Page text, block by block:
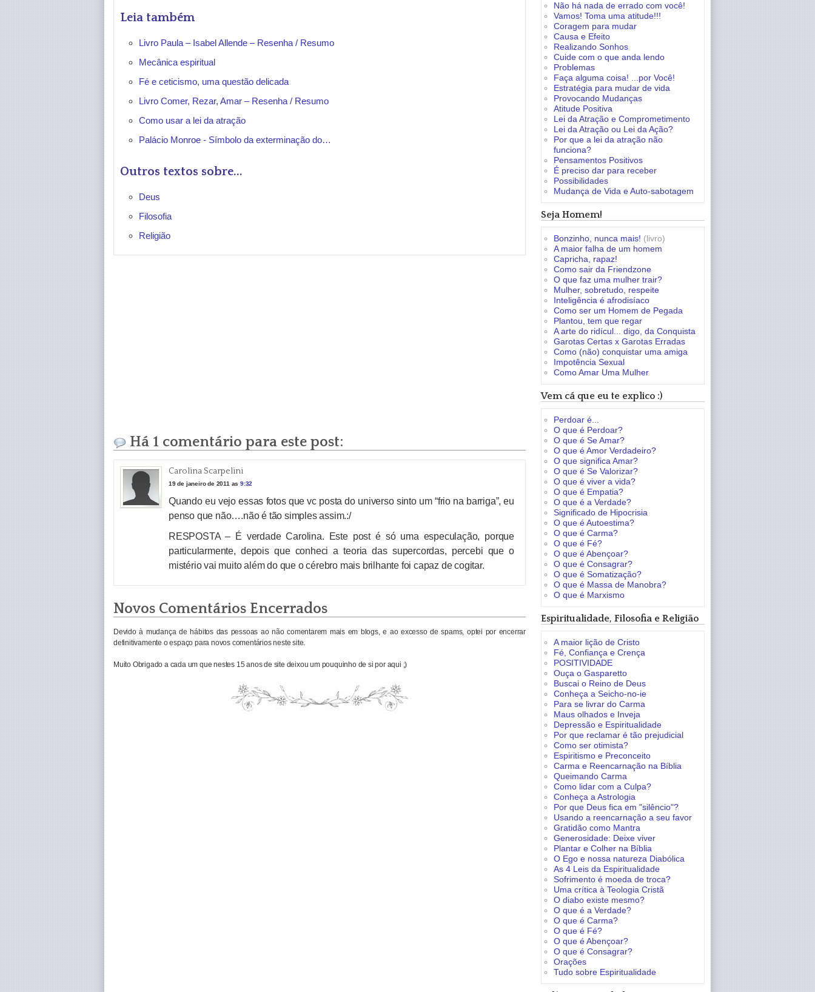
Leia também
Livro Paula – Isabel Allende – Resenha / Resumo
Mecânica espiritual
Fé e ceticismo, uma questão delicada
Livro Comer, Rezar, Amar – Resenha / Resumo
Como usar a lei da atração
Palácio Monroe - Símbolo da exterminação do…
Outros textos sobre...
Deus
Filosofia
Religião
Há 1 comentário para este post:
Carolina Scarpelini
19 de janeiro de 2011 as9:32
Quando eu vejo essas fotos que vc posta do universo sinto um “frio na barriga”, eu
penso que não….não é tão simples assim.:/
RESPOSTA – É verdade Carolina. Este post é só uma especulação, porque
particularmente, depois que conheci a teoria das supercordas, percebi que o
mistério vai muito além do que o cérebro mais brilhante foi capaz de cogitar.
Novos Comentários Encerrados
Devido à mudança de hábitos das pessoas ao não comentarem mais em blogs, e ao excesso de spams, optei por encerrar
definitivamente o espaço para novos comentários neste site.
Muito Obrigado a cada um que nestes 15 anos de site deixou um pouquinho de si por aqui ;)
Não há nada de errado com você!
Vamos! Toma uma atitude!!!
Coragem para mudar
Causa e Efeito
Realizando Sonhos
Cuide com o que anda lendo
Problemas
Faça alguma coisa! ...por Você!
Estratégia para mudar de vida
Provocando Mudanças
Atitude Positiva
Lei da Atração e Comprometimento
Lei da Atração ou Lei da Ação?
Por que a lei da atração não
funciona?
Pensamentos Positivos
É preciso dar para receber
Possibilidades
Mudança de Vida e Auto-sabotagem
Seja Homem!
Bonzinho, nunca mais! (livro)
A maior falha de um homem
Capricha, rapaz!
Como sair da Friendzone
O que faz uma mulher trair?
Mulher, sobretudo, respeite
Inteligência é afrodisíaco
Como ser um Homem de Pegada
Plantou, tem que regar
A arte do ridícul... digo, da Conquista
Garotas Certas x Garotas Erradas
Como (não) conquistar uma amiga
Impotência Sexual
Como Amar Uma Mulher
Vem cá que eu te explico :)
Perdoar é...
O que é Perdoar?
O que é Se Amar?
O que é Amor Verdadeiro?
O que significa Amar?
O que é Se Valorizar?
O que é viver a vida?
O que é Empatia?
O que é a Verdade?
Significado de Hipocrisia
O que é Autoestima?
O que é Carma?
O que é Fé?
O que é Abençoar?
O que é Consagrar?
O que é Somatização?
O que é Massa de Manobra?
O que é Marxismo
Espiritualidade, Filosofia e Religião
A maior lição de Cristo
Fé, Confiança e Crença
POSITIVIDADE
Ouça o Gasparetto
Buscai o Reino de Deus
Conheça a Seicho-no-ie
Para se livrar do Carma
Maus olhados e Inveja
Depressão e Espiritualidade
Por que reclamar é tão prejudicial
Como ser otimista?
Espiritismo e Preconceito
Carma e Reencarnação na Bíblia
Queimando Carma
Como lidar com a Culpa?
Conheça a Astrologia
Por que Deus fica em "silêncio"?
Usando a reencarnação a seu favor
Gratidão como Mantra
Generosidade: Deixe viver
Plantar e Colher na Bíblia
O Ego e nossa natureza Diabólica
As 4 Leis da Espiritualidade
Sofrimento é moeda de troca?
Uma crítica à Teologia Cristã
O diabo existe mesmo?
O que é a Verdade?
O que é Carma?
O que é Fé?
O que é Abençoar?
O que é Consagrar?
Orações
Tudo sobre Espiritualidade